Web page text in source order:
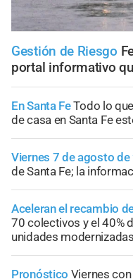
Gestión de Riesgo
portal informativo
En Santa FeTodo lo
de casa en Santa Fe
Viernes 7 de agosto de
de Santa Fe; la
Aceleran el recambio
70 colectivos y el 40%
unidades modernizadas
Pronóstico Viernes